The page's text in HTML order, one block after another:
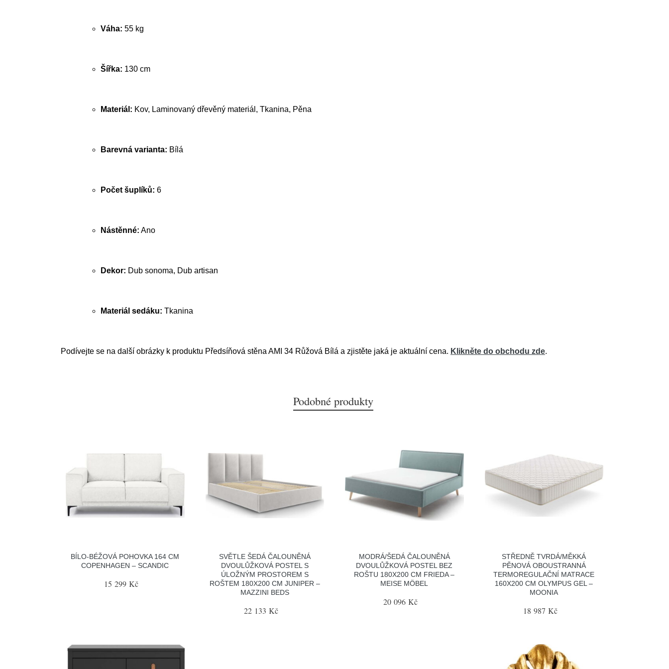
Váha: 55 kg
Šířka: 130 cm
Materiál: Kov, Laminovaný dřevěný materiál, Tkanina, Pěna
Barevná varianta: Bílá
Počet šuplíků: 6
Nástěnné: Ano
Dekor: Dub sonoma, Dub artisan
Materiál sedáku: Tkanina
Podívejte se na další obrázky k produktu Předsíňová stěna AMI 34 Růžová Bílá a zjistěte jaká je aktuální cena. Klikněte do obchodu zde.
Podobné produkty
BÍLO-BÉŽOVÁ POHOVKA 164 CM
COPENHAGEN – SCANDIC
15 299 Kč
SVĚTLE ŠEDÁ ČALOUNĚNÁ
DVOULŮŽKOVÁ POSTEL S
ÚLOŽNÝM PROSTOREM S
ROŠTEM 180X200 CM JUNIPER –
MAZZINI BEDS
22 133 Kč
MODRÁ/ŠEDÁ ČALOUNĚNÁ
DVOULŮŽKOVÁ POSTEL BEZ
ROŠTU 180X200 CM FRIEDA –
MEISE MÖBEL
20 096 Kč
STŘEDNĚ TVRDÁ/MĚKKÁ
PĚNOVÁ OBOUSTRANNÁ
TERMOREGULAČNÍ MATRACE
160X200 CM OLYMPUS GEL –
MOONIA
18 987 Kč